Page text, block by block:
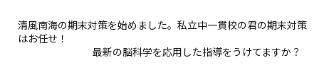
清風南海の期末対策を始めました。私立中一貫校の君の期末対策
はお任せ！
最新の脳科学を応用した指導をうけてますか？